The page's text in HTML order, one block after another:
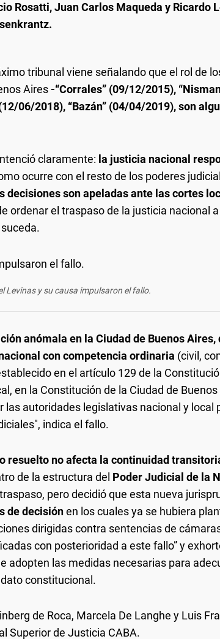
Rosatti, Juan Carlos Maqueda y Ricardo
tribunal viene señalando que el rol de
Aires -“Corrales” (09/12/2015),
06/2018), “Bazán” (04/04/2019), son
claramente: la justicia nacional
ocurre con el resto de los poderes
decisiones son apeladas ante las cortes
ordenar el traspaso de la justicia nacional a
Levinas y su causa impulsaron el fallo.
anómala en la Ciudad de Buenos Aires,
con competencia ordinaria (civil,
en el artículo 129 de la
en la Constitución de la Ciudad de Buenos
las autoridades legislativas nacional y local
indica el fallo.
lo resuelto no afecta la continuidad
de la estructura del Poder Judicial de la
pero decidió que esta nueva
de decisiónen los cuales ya se hubiera
dirigidas contra sentencias de
con posterioridad a este fallo” y
adopten las medidas necesarias para
constitucional.